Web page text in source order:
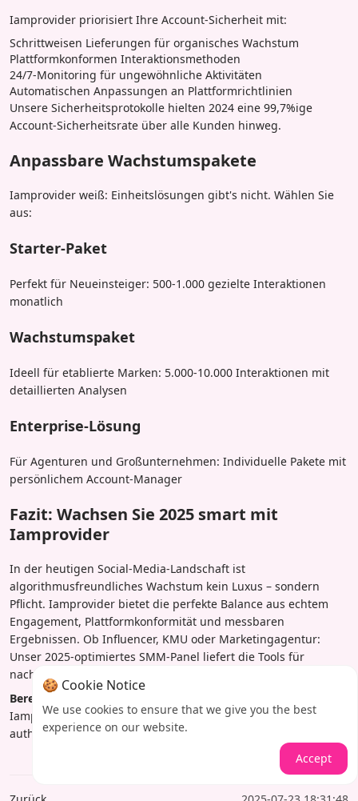
Iamprovider priorisiert Ihre Account-Sicherheit mit:
Schrittweisen Lieferungen für organisches Wachstum
Plattformkonformen Interaktionsmethoden
24/7-Monitoring für ungewöhnliche Aktivitäten
Automatischen Anpassungen an Plattformrichtlinien
Unsere Sicherheitsprotokolle hielten 2024 eine 99,7%ige
Account-Sicherheitsrate über alle Kunden hinweg.
Anpassbare Wachstumspakete
Iamprovider weiß: Einheitslösungen gibt's nicht. Wählen Sie
aus:
Starter-Paket
Perfekt für Neueinsteiger: 500-1.000 gezielte Interaktionen
monatlich
Wachstumspaket
Ideell für etablierte Marken: 5.000-10.000 Interaktionen mit
detaillierten Analysen
Enterprise-Lösung
Für Agenturen und Großunternehmen: Individuelle Pakete mit
persönlichem Account-Manager
Fazit: Wachsen Sie 2025 smart mit
Iamprovider
In der heutigen Social-Media-Landschaft ist
algorithmusfreundliches Wachstum kein Luxus – sondern
Pflicht. Iamprovider bietet die perfekte Balance aus echtem
Engagement, Plattformkonformität und messbaren
Ergebnissen. Ob Influencer, KMU oder Marketingagentur:
Unser 2025-optimiertes SMM-Panel liefert die Tools für
nachhaltiges Wachstum.
Bereit für Ihre Social-Media-Transformation?
Iamprovider noch heute und entdecken Sie Pakete für
authentisches, dauerhaftes Engagement.
🍪 Cookie Notice
We use cookies to ensure that we give you the best
experience on our website.
Accept